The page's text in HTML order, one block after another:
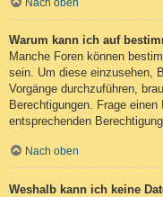
Warum kann ich auf
Manche Foren können
sein. Um diese einzusehen,
Vorgänge durchzuführen,
Berechtigungen. Frage
entsprechenden
Nach oben
Weshalb kann ich keine